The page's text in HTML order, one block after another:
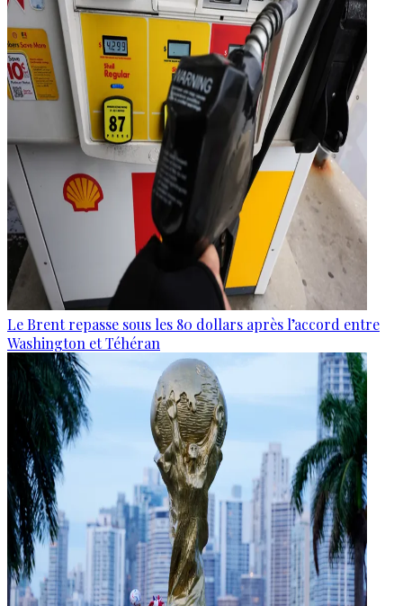
Le Brent repasse sous les 80 dollars après l’accord entre
Washington et Téhéran